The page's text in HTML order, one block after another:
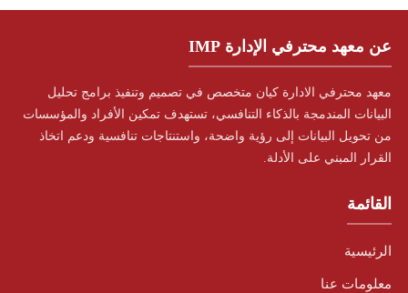
عن معهد محترفي الإدارة IMP
معهد محترفي الادارة كيان متخصص في تصميم وتنفيذ برامج تحليل
البيانات المندمجة بالذكاء التنافسي، تستهدف تمكين الأفراد والمؤسسات
من تحويل البيانات إلى رؤية واضحة، واستنتاجات تنافسية ودعم اتخاذ
القرار المبني على الأدلة.
القائمة
الرئيسية
معلومات عنا